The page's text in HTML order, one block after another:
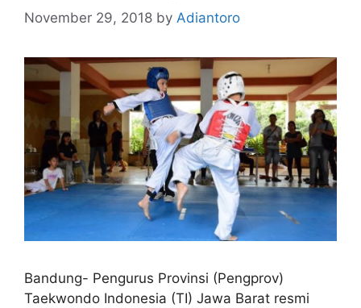
November 29, 2018 by Adiantoro
Bandung- Pengurus Provinsi (Pengprov)
Taekwondo Indonesia (TI) Jawa Barat resmi